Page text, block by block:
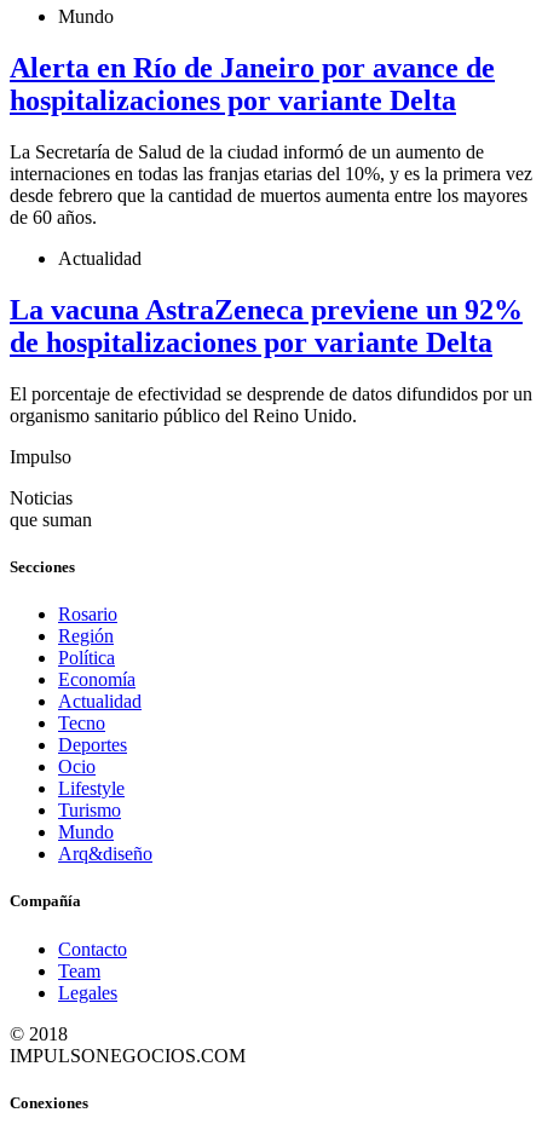
Mundo
Alerta en Río de Janeiro por avance de
hospitalizaciones por variante Delta
La Secretaría de Salud de la ciudad informó de un aumento de
internaciones en todas las franjas etarias del 10%, y es la primera vez
desde febrero que la cantidad de muertos aumenta entre los mayores
de 60 años.
Actualidad
La vacuna AstraZeneca previene un 92%
de hospitalizaciones por variante Delta
El porcentaje de efectividad se desprende de datos difundidos por un
organismo sanitario público del Reino Unido.
Impulso
Noticias
que suman
Secciones
Rosario
Región
Política
Economía
Actualidad
Tecno
Deportes
Ocio
Lifestyle
Turismo
Mundo
Arq&diseño
Compañía
Contacto
Team
Legales
© 2018
IMPULSONEGOCIOS.COM
Conexiones